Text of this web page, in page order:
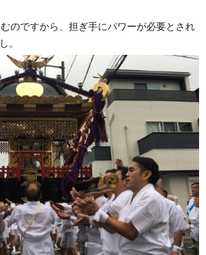
のですから、担ぎ手にパワーが必要とされ
。